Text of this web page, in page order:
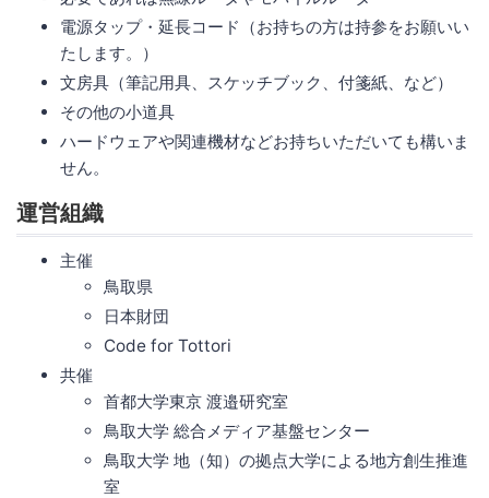
電源タップ・延長コード（お持ちの方は持参をお願いい
たします。）
文房具（筆記用具、スケッチブック、付箋紙、など）
その他の小道具
ハードウェアや関連機材などお持ちいただいても構いま
せん。
運営組織
主催
鳥取県
日本財団
Code for Tottori
共催
首都大学東京 渡邉研究室
鳥取大学 総合メディア基盤センター
鳥取大学 地（知）の拠点大学による地方創生推進
室